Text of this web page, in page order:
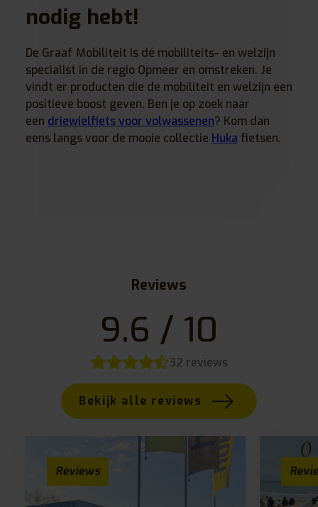
nodig hebt!
De Graaf Mobiliteit is dé mobiliteits- en welzijn
specialist in de regio Opmeer en omstreken. Je
vindt er producten die de mobiliteit en welzijn een
positieve boost geven. Ben je op zoek naar
een driewielfiets voor volwassenen? Kom dan
eens langs voor de mooie collectie Huka fietsen.
Reviews
9.6 / 10
32 reviews
Bekijk alle reviews
Reviews